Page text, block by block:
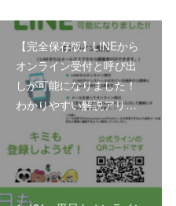
【完全保存版】LINEから
オンライン受付と呼び出
しが可能になりました！
わかりやすい解説アリ…